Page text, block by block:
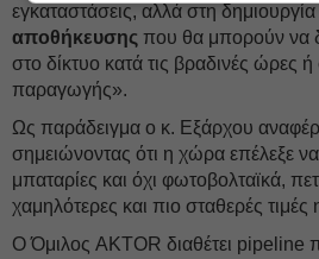
εγκαταστάσεις, αλλά στη δημιουργία
αποθήκευσης που θα μπορούν να
στο δίκτυο κατά τις βραδινές ώρες
παραγωγής».
Ως παράδειγμα ο κ. Εξάρχου
σημειώνοντας ότι η χώρα επέλεξε
μπαταρίες και όχι φωτοβολταϊκά,
χαμηλότερες και πιο σταθερές τιμές
Ο Όμιλος AKTOR διαθέτει pipeline